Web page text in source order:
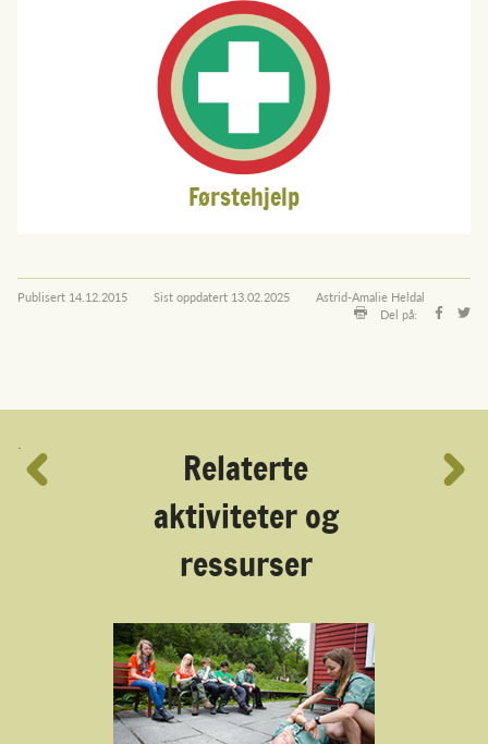
Førstehjelp
Publisert 14.12.2015 Sist oppdatert 13.02.2025
Astrid-Amalie Heldal
Del på:
´
Relaterte
aktiviteter og
ressurser